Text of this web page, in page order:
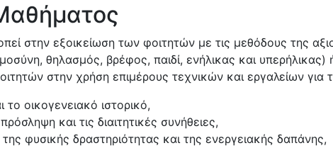
στην εξοικείωση των φοιτητών με τις μεθόδους της
θηλασμός, βρέφος, παιδί, ενήλικας και
στην χρήση επιμέρους τεχνικών και εργαλείων
το οικογενειακό ιστορικό,
πρόσληψη και τις διαιτητικές συνήθειες,
φυσικής δραστηριότητας και της ενεργειακής δαπάνης,